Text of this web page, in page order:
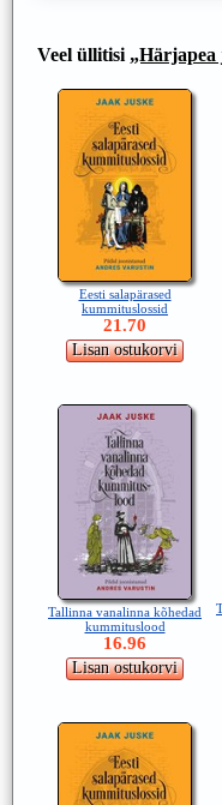
Veel üllitisi „Härjapea
Eesti salapärased
kummituslossid
21.70
Tallinna vanalinna kõhedad
kummituslood
16.96